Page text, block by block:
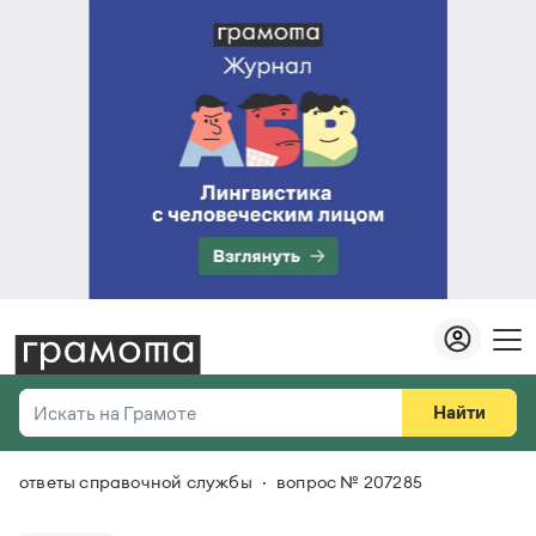
Искать на Грамоте
Справочная служба
Найти
Везде
ответы справочной службы вопрос № 207285